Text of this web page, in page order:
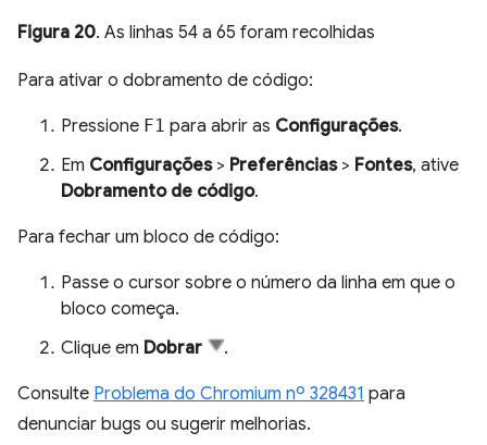
Figura 20. As linhas 54 a 65 foram recolhidas
Para ativar o dobramento de código:
Pressione F1 para abrir as Configurações.
Em Configurações> Preferências> Fontes, ative
Dobramento de código.
Para fechar um bloco de código:
Passe o cursor sobre o número da linha em que o
bloco começa.
Clique em Dobrar .
Consulte Problema do Chromium nº 328431 para
denunciar bugs ou sugerir melhorias.